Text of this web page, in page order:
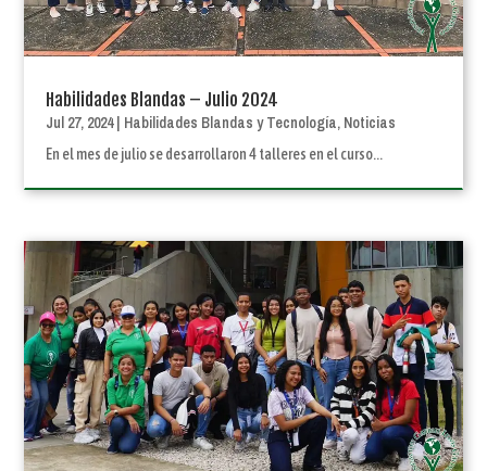
Habilidades Blandas – Julio 2024
Jul 27, 2024| Habilidades Blandas y Tecnología, Noticias
En el mes de julio se desarrollaron 4 talleres en el curso...